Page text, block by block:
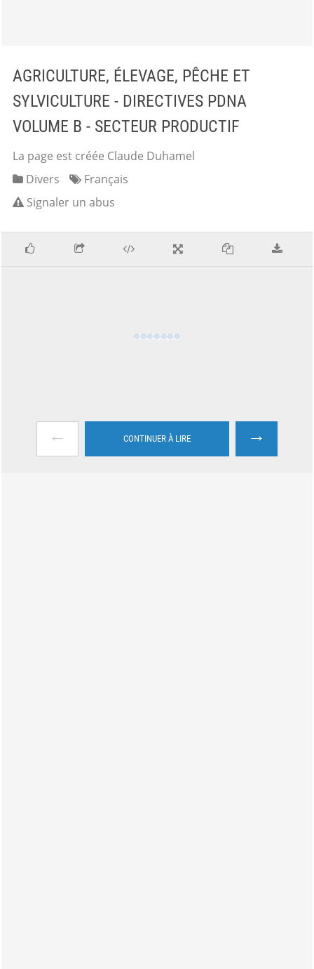
AGRICULTURE, ÉLEVAGE, PÊCHE ET
SYLVICULTURE - DIRECTIVES PDNA
VOLUME B - SECTEUR PRODUCTIF
La page est créée Claude Duhamel
Divers
Français
Signaler un abus
← CONTINUER À LIRE →